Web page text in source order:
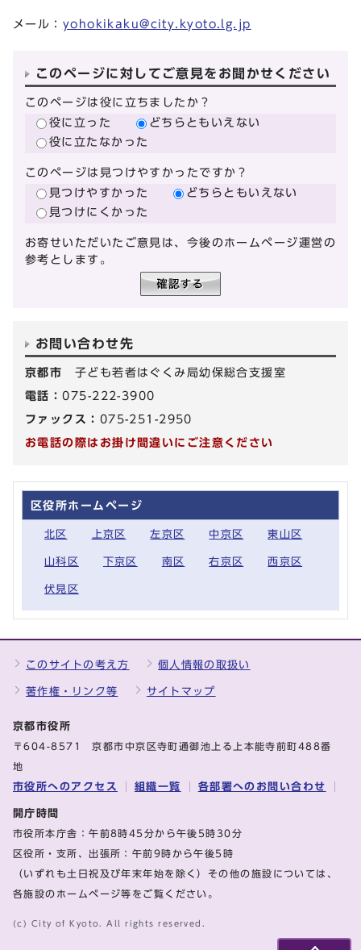
メール： yohokikaku@city.kyoto.lg.jp
このページに対してご意見をお聞かせください
このページは役に立ちましたか？
役に立った
どちらともいえない
役に立たなかった
このページは見つけやすかったですか？
見つけやすかった
どちらともいえない
見つけにくかった
お寄せいただいたご意見は、今後のホームページ運営の
参考とします。
お問い合わせ先
京都市 子ども若者はぐくみ局幼保総合支援室
電話：075-222-3900
ファックス： 075-251-2950
お電話の際はお掛け間違いにご注意ください
区役所ホームページ
北区 上京区 左京区 中京区 東山区
山科区 下京区 南区 右京区 西京区
伏見区
このサイトの考え方 個人情報の取扱い
著作権・リンク等 サイトマップ
京都市役所
〒604-8571 京都市中京区寺町通御池上る上本能寺前町488番
地
市役所へのアクセス 組織一覧 各部署へのお問い合わせ
開庁時間
市役所本庁舎：午前8時45分から午後5時30分
区役所・支所、出張所：午前9時から午後5時
（いずれも土日祝及び年末年始を除く）その他の施設については、
各施設のホームページ等をご覧ください。
(c) City of Kyoto. All rights reserved.